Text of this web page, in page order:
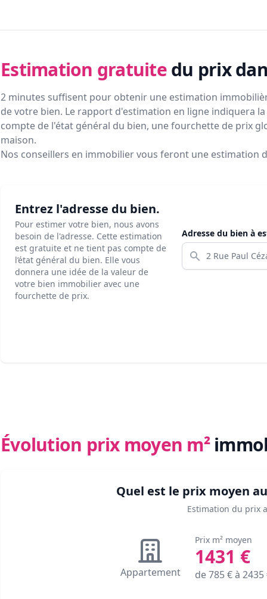
Estimation gratuite du prix
2 minutes suffisent pour obtenir une estimation
de votre bien. Le rapport d'estimation en ligne indiquera
compte de l'état général du bien, une fourchette de prix
maison.
Nos conseillers en immobilier vous feront une estimation
Entrez l'adresse du bien.
Pour estimer votre bien, nous avons
besoin de l'adresse. Cette estimation
est gratuite et ne tient pas compte de
l’état général du bien. Elle vous
donnera une idée de la valeur de
votre bien immobilier avec une
fourchette de prix.
Adresse du bien à
Évolution prix moyen m²
Quel est le prix moyen
Estimation du prix
Appartement
Prix m² moyen
1431 €
de785€ à 2435